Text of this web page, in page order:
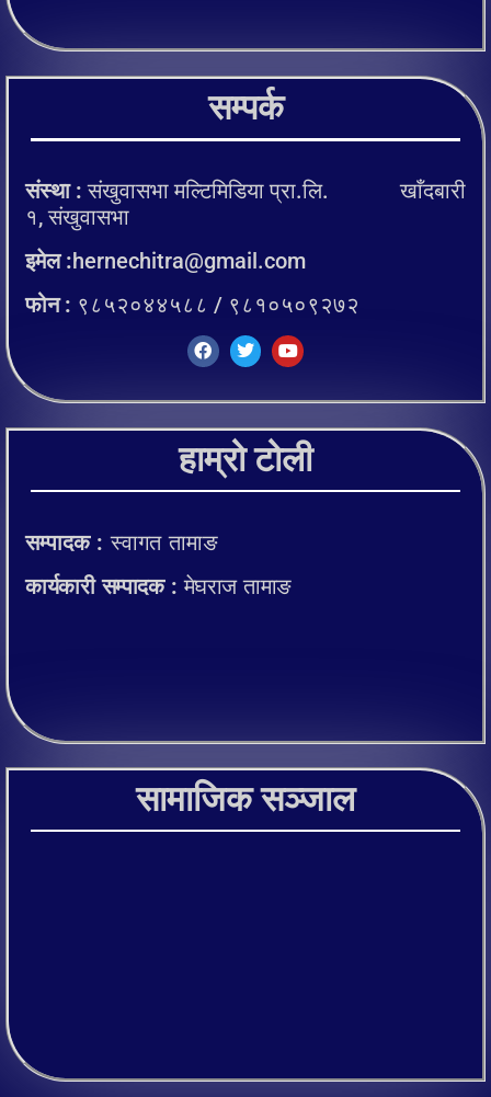
सम्पर्क
संस्था : संखुवासभा मल्टिमिडिया प्रा.लि. खाँदबारी
१, संखुवासभा
इमेल :hernechitra@gmail.com
फोन : ९८५२०४४५८८ / ९८१०५०९२७२
हाम्रो टोली
सम्पादक :स्वागत तामाङ
कार्यकारी सम्पादक :मेघराज तामाङ
सामाजिक सञ्जाल